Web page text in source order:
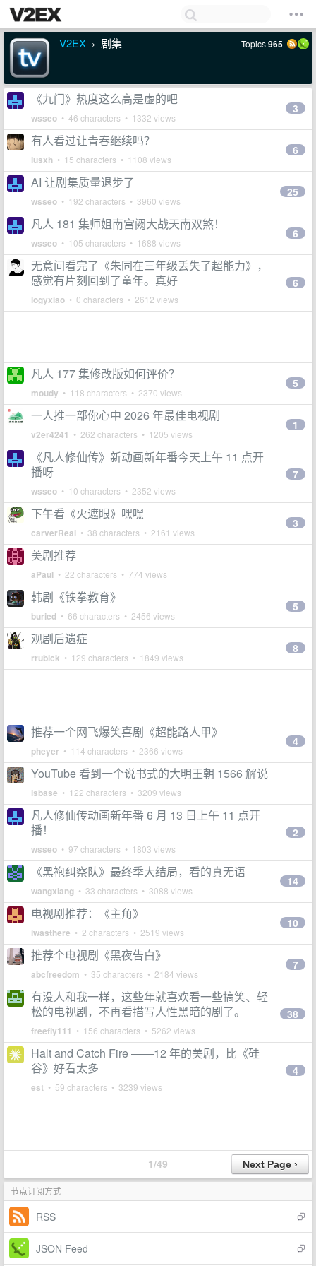
V2EX › 剧集 Topics965
《九门》热度这么高是虚的吧
wsseo • 46 characters • 1332 views
3
有人看过让青春继续吗？
lusxh • 15 characters • 1108 views
6
AI 让剧集质量退步了
wsseo • 192 characters • 3960 views
25
凡人 181 集师姐南宫阙大战天南双煞！
wsseo • 105 characters • 1688 views
6
无意间看完了《朱同在三年级丢失了超能力》，
感觉有片刻回到了童年。真好
logyxiao • 0 characters • 2612 views
6
凡人 177 集修改版如何评价？
moudy • 118 characters • 2370 views
5
一人推一部你心中 2026 年最佳电视剧
v2er4241 • 262 characters • 1205 views
1
《凡人修仙传》新动画新年番今天上午 11 点开
播呀
wsseo • 10 characters • 2352 views
7
下午看《火遮眼》嘿嘿
carverReal • 38 characters • 2161 views
3
美剧推荐
aPaul • 22 characters • 774 views
韩剧《铁拳教育》
buried • 66 characters • 2456 views
5
观剧后遗症
rrubick • 129 characters • 1849 views
8
推荐一个网飞爆笑喜剧《超能路人甲》
pheyer • 114 characters • 2366 views
4
YouTube 看到一个说书式的大明王朝 1566 解说
isbase • 122 characters • 3209 views
凡人修仙传动画新年番 6 月 13 日上午 11 点开
播！
wsseo • 97 characters • 1803 views
2
《黑袍纠察队》最终季大结局，看的真无语
wangxiang • 33 characters • 3088 views
14
电视剧推荐：《主角》
iwasthere • 2 characters • 2519 views
10
推荐个电视剧《黑夜告白》
abcfreedom • 35 characters • 2184 views
7
有没人和我一样，这些年就喜欢看一些搞笑、轻
松的电视剧，不再看描写人性黑暗的剧了。
freefly111 • 156 characters • 5262 views
38
Halt and Catch Fire ——12 年的美剧，比《硅
谷》好看太多
est • 59 characters • 3239 views
4
1/49
节点订阅方式
RSS
JSON Feed